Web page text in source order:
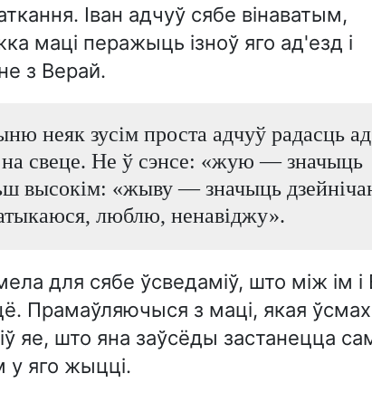
Іван адчуў сябе вінаватым,
маці перажыць ізноў яго ад'езд і
з Верай.
неяк зусім проста адчуў радасць ад
свеце. Не ў сэнсе: «жую — значыць
высокім: «жыву — значыць
люблю, ненавіджу».
для сябе ўсведаміў, што між ім і
Прамаўляючыся з маці, якая
яе, што яна заўсёды застанецца
яго жыцці.